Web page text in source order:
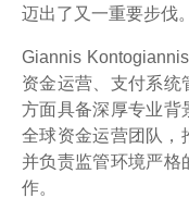
迈出了又一重要步伐。
Giannis
资金运营、支付系统
方面具备深厚专业背
全球资金运营团队，
并负责监管环境严格
作。